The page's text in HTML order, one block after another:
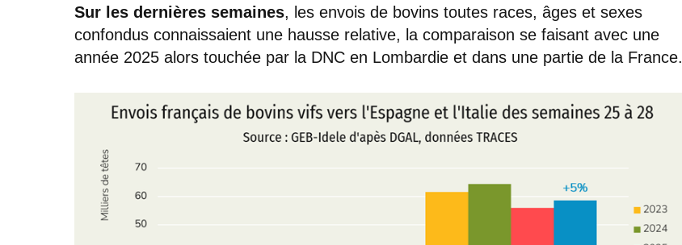
Sur les dernières semaines, les envois de bovins toutes races, âges et sexes
confondus connaissaient une hausse relative, la comparaison se faisant avec une
année 2025 alors touchée par la DNC en Lombardie et dans une partie de la France.